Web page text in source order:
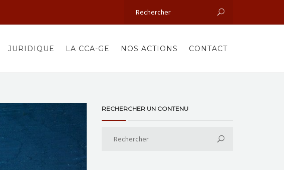
JURIDIQUE LA CCA-GE NOS ACTIONS CONTACT
RECHERCHER UN CONTENU